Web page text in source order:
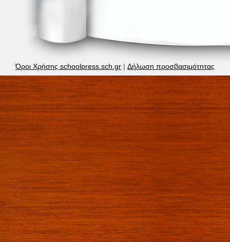
Όροι Χρήσης schoolpress.sch.gr | Δήλωση προσβασιμότητας